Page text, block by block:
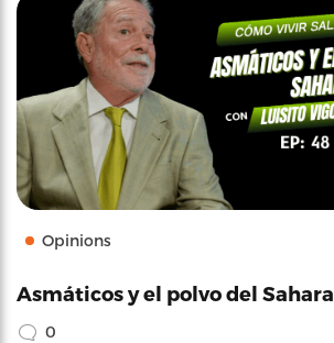
Opinions
Asmáticos y el polvo del Sahara
0